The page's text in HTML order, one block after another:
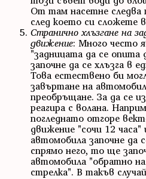
От там насетне следва
след което си сложете
Странично хлъзгане на
движение: Много често
"задницата да се опита
започне да се хлъзга в
Това естествено би
завъртане на
преобръщане. За да се
реагира с волана.
погледнато отгоре
движение "сочи 12 часа"
автомобила започне да
спрямо него, то ще
автомобила "обратно
стрелка". В такъв